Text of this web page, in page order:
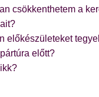
csökkenthetem a
előkészületeket
előtt?